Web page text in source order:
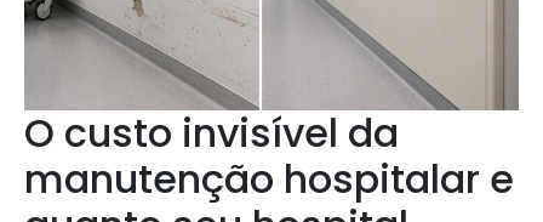
O custo invisível da
manutenção hospitalar e